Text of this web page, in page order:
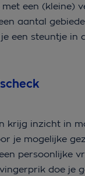
een (kleine)
aantal
een steuntje in
krijg inzicht in
je mogelijke
persoonlijke
doe je